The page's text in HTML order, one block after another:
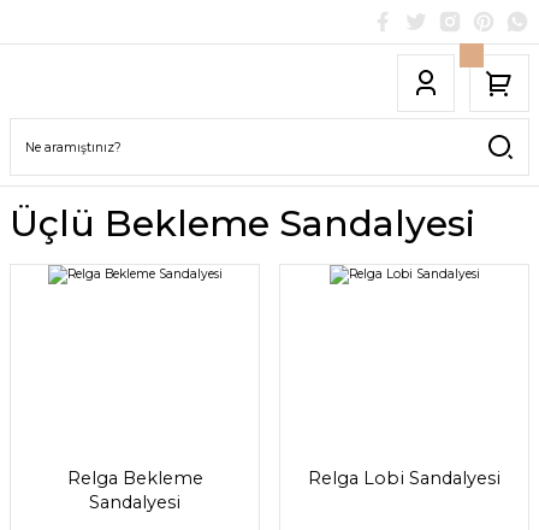
Üçlü Bekleme Sandalyesi
Relga Bekleme
Sandalyesi
Relga Lobi Sandalyesi